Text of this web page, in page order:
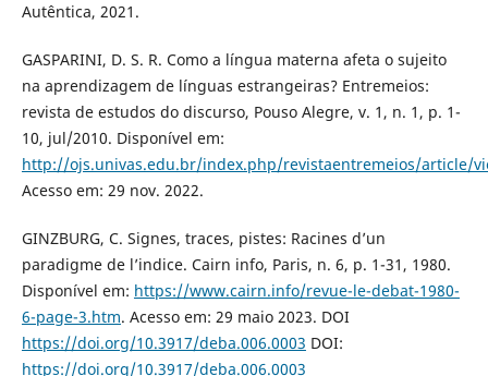
Autêntica, 2021.
GASPARINI, D. S. R. Como a língua materna afeta o sujeito
na aprendizagem de línguas estrangeiras? Entremeios:
revista de estudos do discurso, Pouso Alegre, v. 1, n. 1, p. 1-
10, jul/2010. Disponível em:
http://ojs.univas.edu.br/index.php/revistaentremeios/article/
Acesso em: 29 nov. 2022.
GINZBURG, C. Signes, traces, pistes: Racines d’un
paradigme de l’indice. Cairn info, Paris, n. 6, p. 1-31, 1980.
Disponível em: https://www.cairn.info/revue-le-debat-1980-
6-page-3.htm. Acesso em: 29 maio 2023. DOI
https://doi.org/10.3917/deba.006.0003 DOI:
https://doi.org/10.3917/deba.006.0003